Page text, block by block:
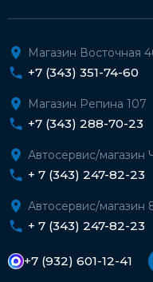
Магазин Восточная
+7 (343) 351-74-60
Магазин Репина 107
+7 (343) 288-70-23
Автосервис/магазин
+ 7 (343) 247-82-23
Автосервис/магазин
+ 7 (343) 247-82-23
+7 (932) 601-12-41